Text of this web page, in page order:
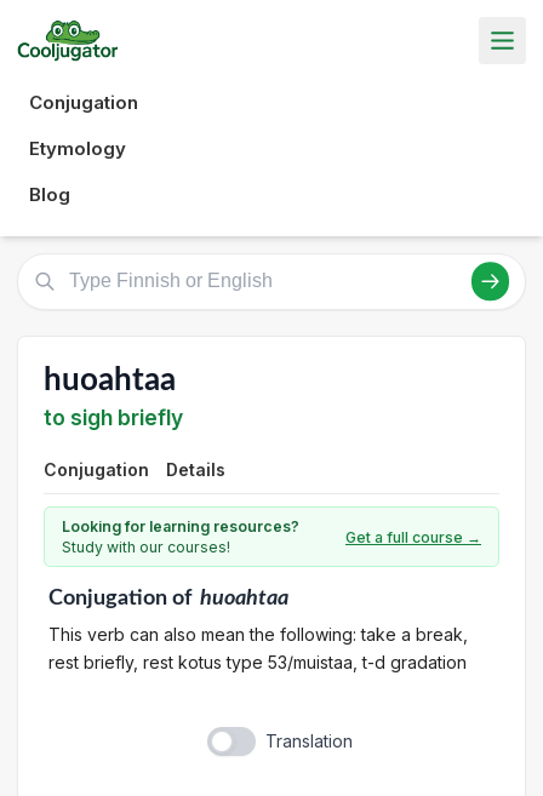
Conjugation
Etymology
Blog
huoahtaa
to sigh briefly
Conjugation Details
Looking for learning resources?
Study with our courses!
Get a full course →
Conjugationof huoahtaa
This verb can also mean the following: take a break,
rest briefly, rest kotus type 53/muistaa, t-d gradation
Translation